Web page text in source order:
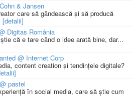
& Jansen
care să gândească și să producă
[detalii]
Digitas România
că e tare când o idee arată bine, dar...
@ Internet Corp
content creation și tendințele digitale?
pastel
în social media, care să știe cum